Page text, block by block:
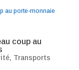
coup au
, Transports